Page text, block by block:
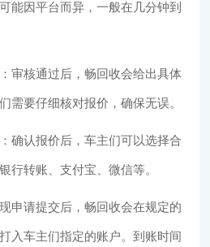
能因平台而异，一般在几分钟到
：审核通过后，畅回收会给出具体
需要仔细核对报价，确保无误。
：确认报价后，车主们可以选择合
行转账、支付宝、微信等。
现申请提交后，畅回收会在规定的
入车主们指定的账户。到账时间